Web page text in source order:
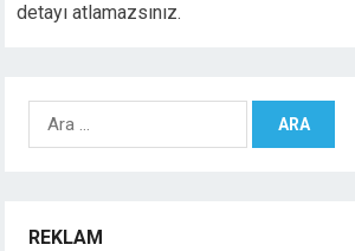
detayı atlamazsınız.
Arama:
REKLAM